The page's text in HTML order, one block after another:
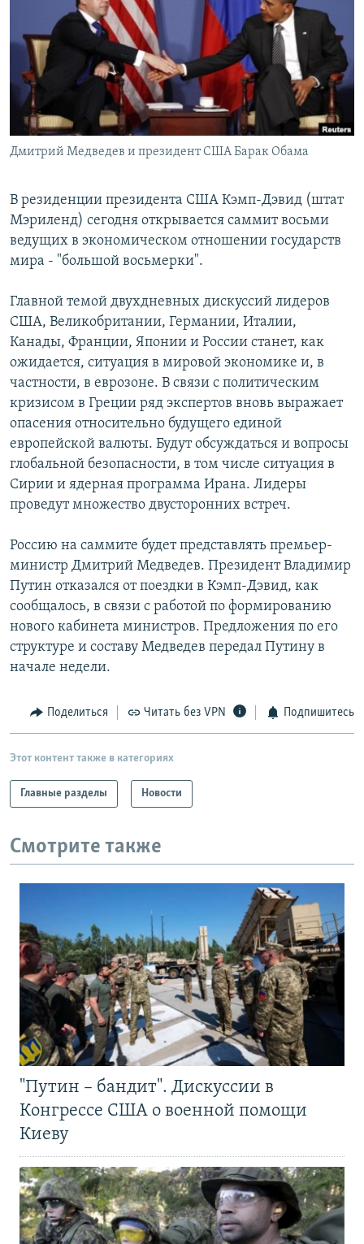
РАСПИСАНИЕ ВЕЩАНИЯ
ПОДПИШИТЕСЬ НА РАССЫЛКУ
СОЦИАЛЬНЫЕ СЕТИ
Все сайты РСЕ/РС
Дмитрий Медведев и президент США Барак Обама
В резиденции президента США Кэмп-Дэвид (штат
Мэриленд) сегодня открывается саммит восьми
ведущих в экономическом отношении государств
мира - "большой восьмерки".
Главной темой двухдневных дискуссий лидеров
США, Великобритании, Германии, Италии,
Канады, Франции, Японии и России станет, как
ожидается, ситуация в мировой экономике и, в
частности, в еврозоне. В связи с политическим
кризисом в Греции ряд экспертов вновь выражает
опасения относительно будущего единой
европейской валюты. Будут обсуждаться и вопросы
глобальной безопасности, в том числе ситуация в
Сирии и ядерная программа Ирана. Лидеры
проведут множество двусторонних встреч.
Россию на саммите будет представлять премьер-
министр Дмитрий Медведев. Президент Владимир
Путин отказался от поездки в Кэмп-Дэвид, как
сообщалось, в связи с работой по формированию
нового кабинета министров. Предложения по его
структуре и составу Медведев передал Путину в
начале недели.
Поделиться Читать без VPN Подпишитесь
Этот контент также в категориях
Главные разделы Новости
Смотрите также
"Путин – бандит". Дискуссии в
Конгрессе США о военной помощи
Киеву